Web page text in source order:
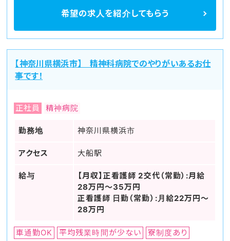
希望の求人を紹介してもらう
【神奈川県横浜市】 精神科病院でのやりがいあるお仕
事です！
正社員 精神病院
勤務地 神奈川県横浜市
アクセス 大船駅
給与
【月収】正看護師 2交代（常勤）:月給
28万円～35万円
正看護師 日勤（常勤）:月給22万円～
28万円
車通勤OK 平均残業時間が少ない
寮制度あり